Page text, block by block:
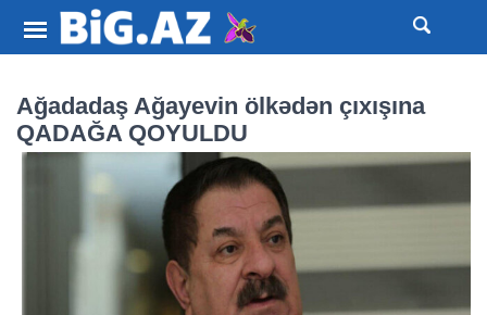
Ağadadaş Ağayevin ölkədən çıxışına
QADAĞA QOYULDU